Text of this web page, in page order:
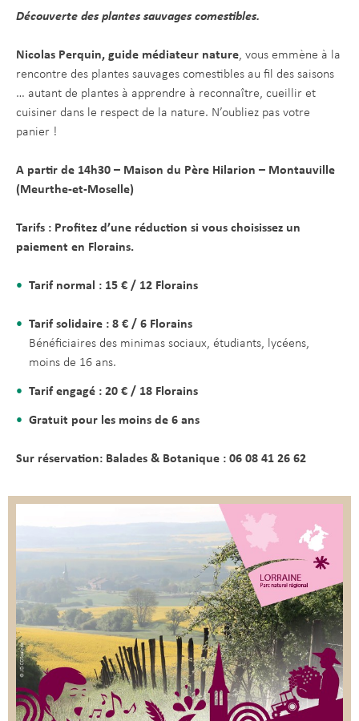
Découverte des plantes sauvages comestibles.
Nicolas Perquin, guide médiateur nature, vous emmène à la
rencontre des plantes sauvages comestibles au fil des saisons
… autant de plantes à apprendre à reconnaître, cueillir et
cuisiner dans le respect de la nature. N’oubliez pas votre
panier !
A partir de 14h30 – Maison du Père Hilarion – Montauville
(Meurthe-et-Moselle)
Tarifs : Profitez d’une réduction si vous choisissez un
paiement en Florains.
Tarif normal : 15 € / 12 Florains
Tarif solidaire : 8 € / 6 Florains
Bénéficiaires des minimas sociaux, étudiants, lycéens,
moins de 16 ans.
Tarif engagé : 20 € / 18 Florains
Gratuit pour les moins de 6 ans
Sur réservation: Balades & Botanique : 06 08 41 26 62